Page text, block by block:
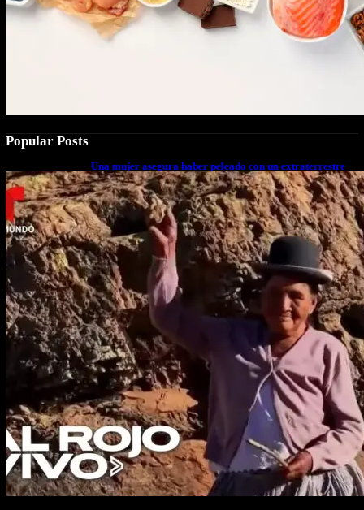
Popular Posts
Una mujer asegura haber peleado con un extraterrestre
cuerpo a cuerpo